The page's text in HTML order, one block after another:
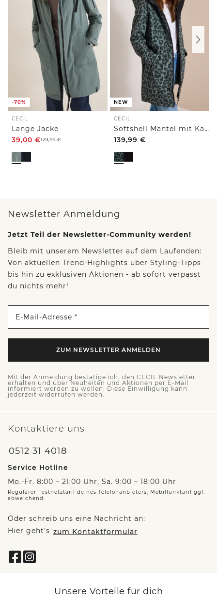
-70%
CECIL
Lange Jacke
39,00 €129,99€
NEW
CECIL
Softshell Mantel mit Kapuze und Leo-Muster
139,99 €
Newsletter Anmeldung
Jetzt Teil der Newsletter-Community werden!
Bleib mit unserem Newsletter auf dem Laufenden:
Von aktuellen Trend-Highlights über Styling-Tipps
bis hin zu exklusiven Aktionen - ab sofort verpasst
du nichts mehr!
E-Mail-Adresse *
ZUM NEWSLETTER ANMELDEN
Mit der Anmeldung bestätige ich, den CECIL Newsletter
erhalten und über Neuheiten und Aktionen per E-Mail
informiert werden zu wollen. Diese Einwilligung kann
jederzeit widerrufen werden.
Kontaktiere uns
0512 31 4018
Service Hotline
Mo.-Fr. 8:00 – 21:00 Uhr, Sa. 9:00 – 18:00 Uhr
Regulärer Festnetztarif deines Telefonanbieters, Mobilfunktarif ggf.
abweichend.
Oder schreib uns eine Nachricht an:
Hier geht’s zum Kontaktformular
Unsere Vorteile für dich